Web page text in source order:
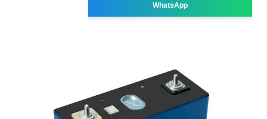
WhatsApp